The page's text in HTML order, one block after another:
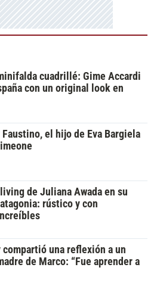
cuadrillé: Gime Accardi
con un original look en
el hijo de Eva Bargiela
de Juliana Awada en su
rústico y con
una reflexión a un
de Marco: “Fue aprender a